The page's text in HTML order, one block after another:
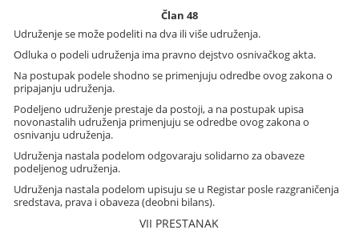
Član 48
Udruženje se može podeliti na dva ili više udruženja.
Odluka o podeli udruženja ima pravno dejstvo osnivačkog akta.
Na postupak podele shodno se primenjuju odredbe ovog zakona o
pripajanju udruženja.
Podeljeno udruženje prestaje da postoji, a na postupak upisa
novonastalih udruženja primenjuju se odredbe ovog zakona o
osnivanju udruženja.
Udruženja nastala podelom odgovaraju solidarno za obaveze
podeljenog udruženja.
Udruženja nastala podelom upisuju se u Registar posle razgraničenja
sredstava, prava i obaveza (deobni bilans).
VII PRESTANAK